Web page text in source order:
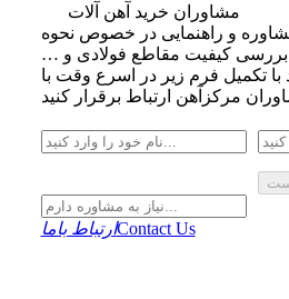
مشاوران خرید آهن آلات
و راهنمایی در خصوص نحوه
بررسی کیفیت مقاطع فولادی و …
با تکمیل فرم زیر در اسرع وقت با
ارتباط باماContact Us